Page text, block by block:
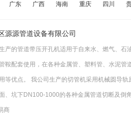
广东 广西 海南 重庆 四川
源源管道设备有限公司
产的管道带压开孔机适用于自来水、燃气、
鞍配套使用，在各种金属管、塑料管、水泥
等优点。 我公司生产的切管机采用机械圆导
、坑下DN100-1000的各种金属管道切断及
商